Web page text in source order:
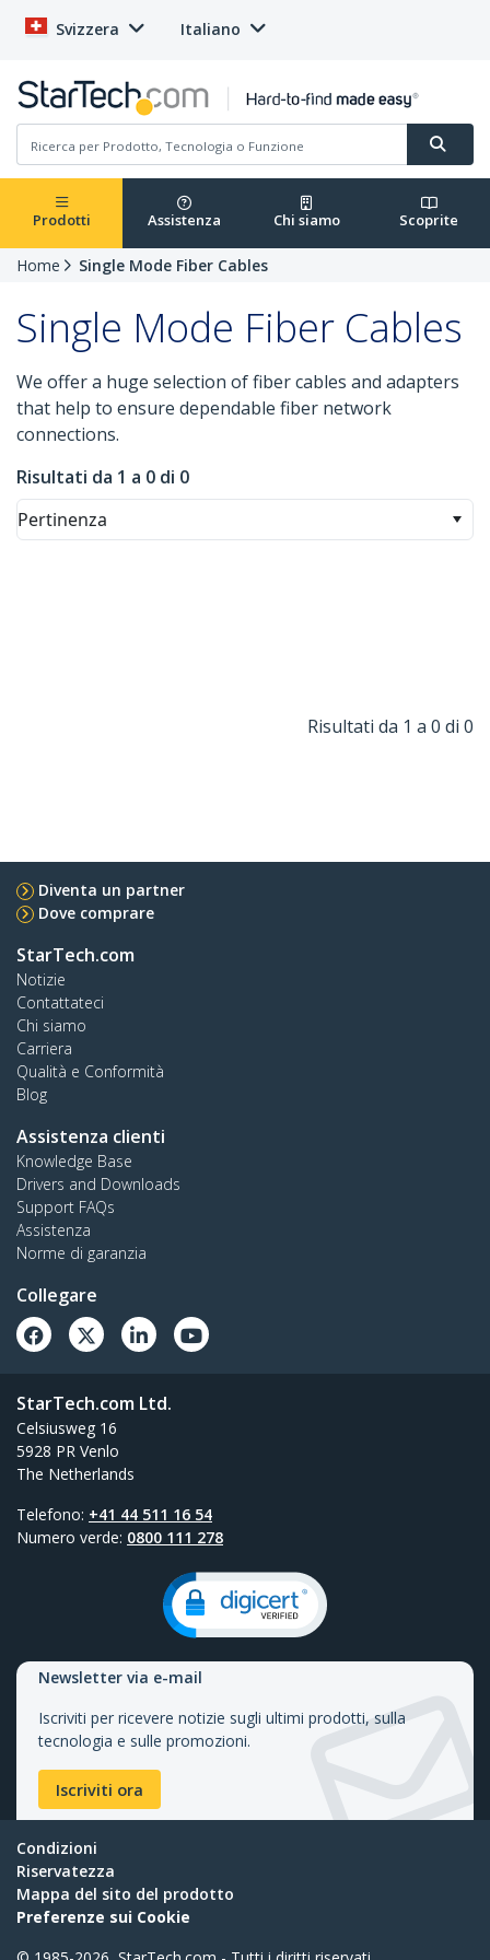
Svizzera Italiano
Prodotti Assistenza Chi siamo Scoprite
Home Single Mode Fiber Cables
Single Mode Fiber Cables
We offer a huge selection of fiber cables and adapters
that help to ensure dependable fiber network
connections.
Risultati da 1 a 0 di 0
Pertinenza
Risultati da 1 a 0 di 0
Diventa un partner
Dove comprare
StarTech.com
Notizie
Contattateci
Chi siamo
Carriera
Qualità e Conformità
Blog
Assistenza clienti
Knowledge Base
Drivers and Downloads
Support FAQs
Assistenza
Norme di garanzia
Collegare
StarTech.com Ltd.
Celsiusweg 16
5928 PR Venlo
The Netherlands
Telefono: +41 44 511 16 54
Numero verde: 0800 111 278
Newsletter via e-mail
Iscriviti per ricevere notizie sugli ultimi prodotti, sulla
tecnologia e sulle promozioni.
Iscriviti ora
Condizioni
Riservatezza
Mappa del sito del prodotto
Preferenze sui Cookie